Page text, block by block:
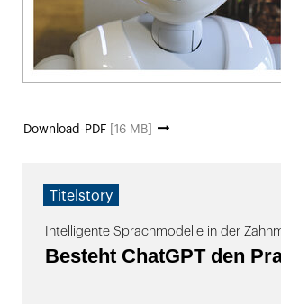
Download-PDF [16 MB]
Titelstory
Intelligente Sprachmodelle in der
Besteht ChatGPT den